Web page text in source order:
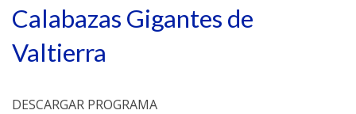
Calabazas Gigantes de
Valtierra
DESCARGAR PROGRAMA